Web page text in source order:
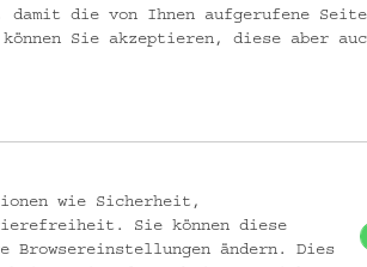
in Poesiealben geht ihr in den Garten
damit die von Ihnen aufgerufene
Sie akzeptieren, diese aber
wie Sicherheit,
Sie können diese
ändern. Dies